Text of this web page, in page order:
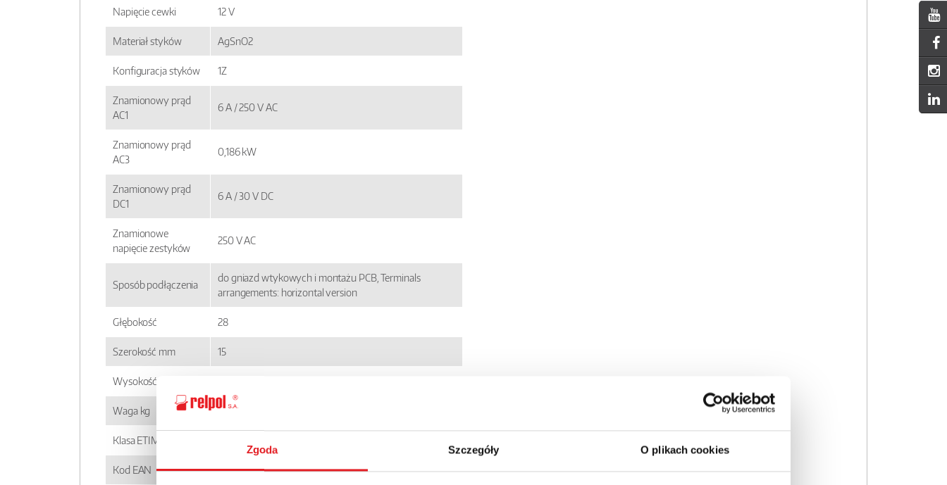
Zgoda Szczegóły O plikach cookies
Napięcie cewki 12 V
Materiał styków AgSnO2
Konfiguracja styków 1Z
Znamionowy prąd
AC1
6 A / 250 V AC
Znamionowy prąd
AC3
0,186 kW
Znamionowy prąd
DC1
6 A / 30 V DC
Znamionowe
napięcie zestyków
250 V AC
Sposób podłączenia
do gniazd wtykowych i montażu PCB, Terminals
arrangements: horizontal version
Głębokość 28
Szerokość mm 15
Wysokość mm
Waga kg 0,006
Klasa ETIM
Kod EAN 5900005257513